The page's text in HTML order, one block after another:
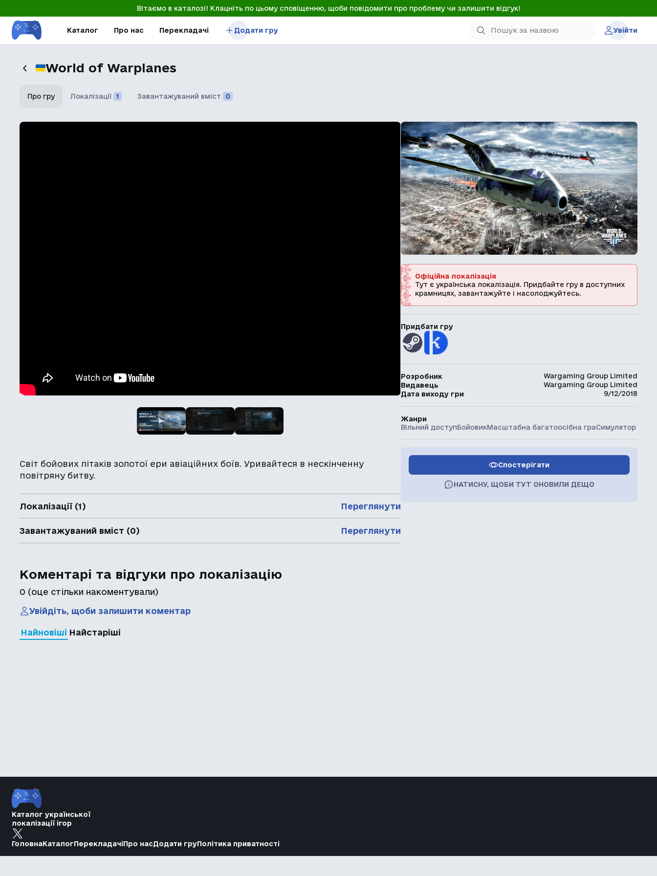
Вітаємо в каталозі! Клацніть по цьому сповіщенню, щоби повідомити про проблему чи залишити відгук!
Каталог Про нас Перекладачі Додати гру Увійти
World of Warplanes
Про гру Локалізації 1 Завантажуваний вміст 0
Світ бойових літаків золотої ери авіаційних боїв. Уривайтеся в нескінченну
повітряну битву.
Локалізації (1) Переглянути
Завантажуваний вміст (0) Переглянути
Коментарі та відгуки про локалізацію
0 (оце стільки накоментували)
Увійдіть, щоби залишити коментар
Найновіші Найстаріші
Офіційна локалізація
Тут є українська локалізація. Придбайте гру в доступних
крамницях, завантажуйте і насолоджуйтесь.
Придбати гру
Розробник
Wargaming Group Limited
Видавець
Wargaming Group Limited
Дата виходу гри
9/12/2018
Жанри
Вільний доступБойовикМасштабна багатоосібна граСимулятор
Спостерігати
НАТИСНУ, ЩОБИ ТУТ ОНОВИЛИ ДЕЩО
Каталог української
локалізації ігор
ГоловнаКаталогПерекладачіПро насДодати груПолітика приватності